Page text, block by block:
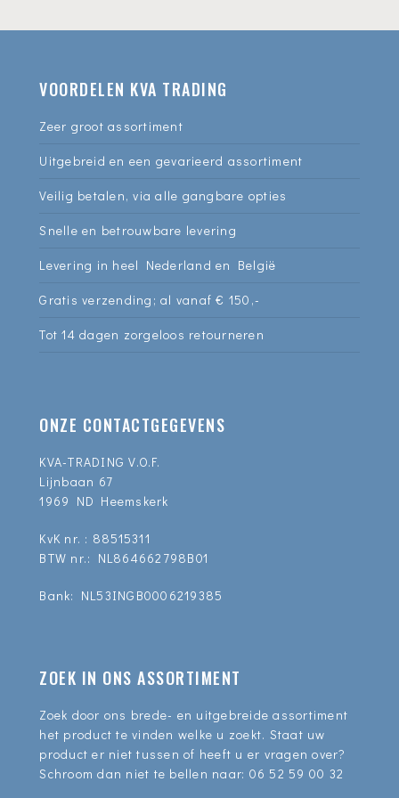
VOORDELEN KVA TRADING
Zeer groot assortiment
Uitgebreid en een gevarieerd assortiment
Veilig betalen, via alle gangbare opties
Snelle en betrouwbare levering
Levering in heel Nederland en België
Gratis verzending; al vanaf € 150,-
Tot 14 dagen zorgeloos retourneren
ONZE CONTACTGEGEVENS
KVA-TRADING V.O.F.
Lijnbaan 67
1969 ND Heemskerk
KvK nr. : 88515311
BTW nr.: NL864662798B01
Bank: NL53INGB0006219385
ZOEK IN ONS ASSORTIMENT
Zoek door ons brede- en uitgebreide assortiment
het product te vinden welke u zoekt. Staat uw
product er niet tussen of heeft u er vragen over?
Schroom dan niet te bellen naar: 06 52 59 00 32